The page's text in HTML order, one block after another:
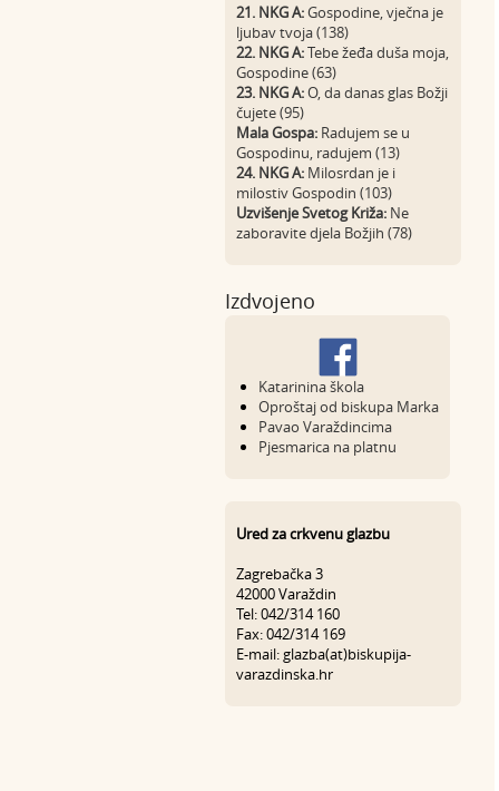
21. NKG A:Gospodine, vječna je
ljubav tvoja (138)
22. NKG A:Tebe žeđa duša moja,
Gospodine (63)
23. NKG A:O, da danas glas Božji
čujete (95)
Mala Gospa: Radujem se u
Gospodinu, radujem (13)
24. NKG A: Milosrdan je i
milostiv Gospodin (103)
Uzvišenje Svetog Križa: Ne
zaboravite djela Božjih (78)
Izdvojeno
Katarinina škola
Oproštaj od biskupa Marka
Pavao Varaždincima
Pjesmarica na platnu
Ured za crkvenu glazbu
Zagrebačka 3
42000 Varaždin
Tel: 042/314 160
Fax: 042/314 169
E-mail: glazba(at)biskupija-
varazdinska.hr